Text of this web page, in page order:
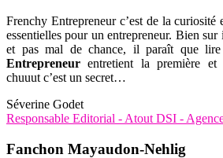
Frenchy Entrepreneur c’est de la
essentielles pour un entrepreneur. Bien
et pas mal de chance, il paraît que lire
Entrepreneur entretient la première
chuuut c’est un secret…
Séverine Godet
Responsable Editorial - Atout DSI -
Fanchon Mayaudon-Nehlig